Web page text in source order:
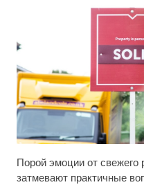
Порой эмоции от свежего
затмевают практичные